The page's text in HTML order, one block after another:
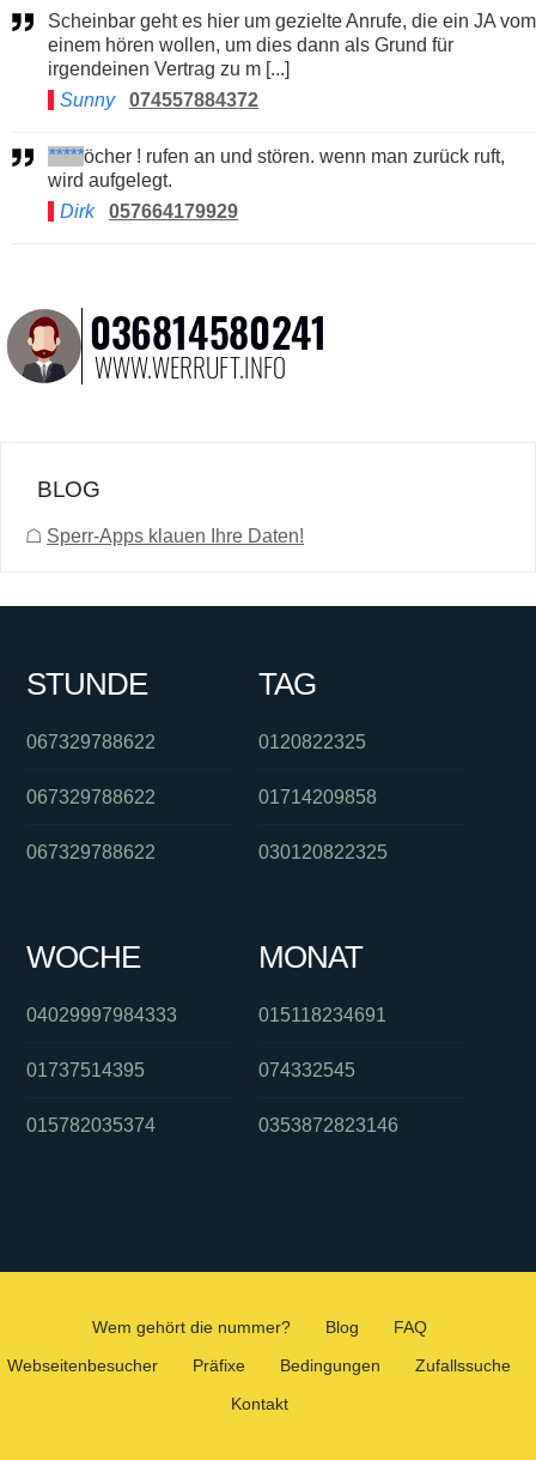
Scheinbar geht es hier um gezielte Anrufe, die ein JA vom
einem hören wollen, um dies dann als Grund für
irgendeinen Vertrag zu m [...]
Sunny
074557884372
*****öcher ! rufen an und stören. wenn man zurück ruft,
wird aufgelegt.
Dirk
057664179929
BLOG
☖ Sperr-Apps klauen Ihre Daten!
STUNDE
067329788622
067329788622
067329788622
TAG
0120822325
01714209858
030120822325
WOCHE
04029997984333
01737514395
015782035374
MONAT
015118234691
074332545
0353872823146
Wem gehört die nummer? Blog
FAQ
Webseitenbesucher
Präfixe Bedingungen
Zufallssuche
Kontakt